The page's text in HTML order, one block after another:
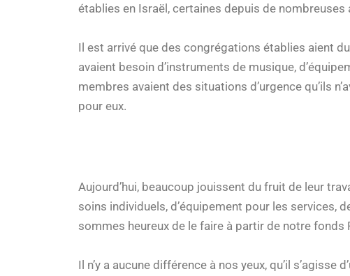
établies en Israël, certaines depuis de nombreuses
Il est arrivé que des congrégations établies aient
avaient besoin d’instruments de musique,
membres avaient des situations d’urgence qu’ils
pour eux.
Aujourd’hui, beaucoup jouissent du fruit de leur
soins individuels, d’équipement pour les services,
sommes heureux de le faire à partir de notre fonds
Il n’y a aucune différence à nos yeux, qu’il s’agisse